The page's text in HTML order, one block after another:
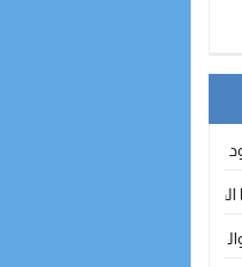
لتطوير الممارسة الكروية بجهة
تكوين متخصص في التراث
؟